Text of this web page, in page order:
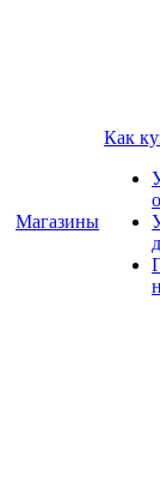
Магазины
Как